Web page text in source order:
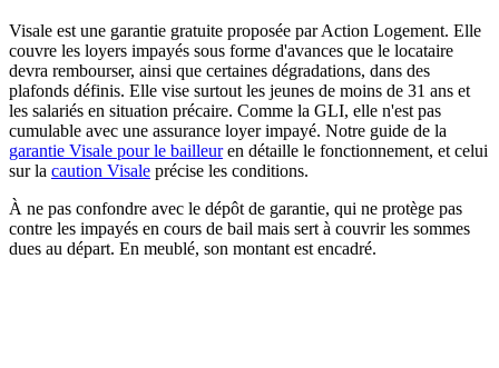
Visale est une garantie gratuite proposée par Action Logement. Elle
couvre les loyers impayés sous forme d'avances que le locataire
devra rembourser, ainsi que certaines dégradations, dans des
plafonds définis. Elle vise surtout les jeunes de moins de 31 ans et
les salariés en situation précaire. Comme la GLI, elle n'est pas
cumulable avec une assurance loyer impayé. Notre guide de la
garantie Visale pour le bailleuren détaille le fonctionnement, et celui
sur la caution Visale précise les conditions.
À ne pas confondre avec le dépôt de garantie, qui ne protège pas
contre les impayés en cours de bail mais sert à couvrir les sommes
dues au départ. En meublé, son montant est encadré.